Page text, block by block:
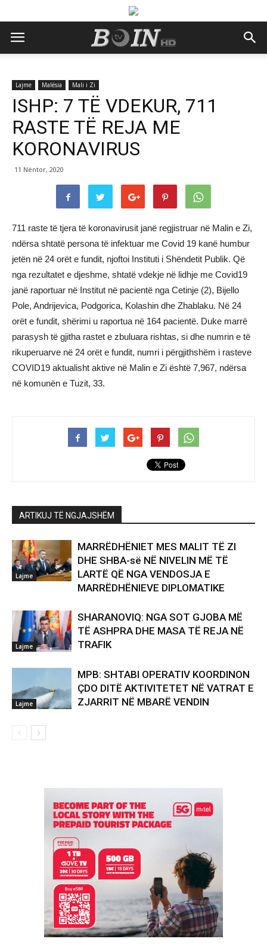
Lajme Malësia Mali i Zi
ISHP: 7 TË VDEKUR, 711
RASTE TË REJA ME
KORONAVIRUS
11 Nëntor, 2020
711 raste të tjera të koronavirusit janë regjistruar në Malin e Zi,
ndërsa shtatë persona të infektuar me Covid 19 kanë humbur
jetën në 24 orët e fundit, njoftoi Instituti i Shëndetit Publik. Që
nga rezultatet e djeshme, shtatë vdekje në lidhje me Covid19
janë raportuar në Institut në pacientë nga Cetinje (2), Bijello
Pole, Andrijevica, Podgorica, Kolashin dhe Zhablaku. Në 24
orët e fundit, shërimi u raportua në 164 pacientë. Duke marrë
parasysh të gjitha rastet e zbuluara rishtas, si dhe numrin e të
rikuperuarve në 24 orët e fundit, numri i përgjithshëm i rasteve
COVID19 aktualisht aktive në Malin e Zi është 7,967, ndërsa
në komunën e Tuzit, 33.
ARTIKUJ TË NGJAJSHËM
Lajme
MARRËDHËNIET MES MALIT TË ZI
DHE SHBA-së NË NIVELIN MË TË
LARTË QË NGA VENDOSJA E
MARRËDHËNIEVE DIPLOMATIKE
Lajme
SHARANOVIQ: NGA SOT GJOBA MË
TË ASHPRA DHE MASA TË REJA NË
TRAFIK
Lajme
MPB: SHTABI OPERATIV KOORDINON
ÇDO DITË AKTIVITETET NË VATRAT E
ZJARRIT NË MBARË VENDIN